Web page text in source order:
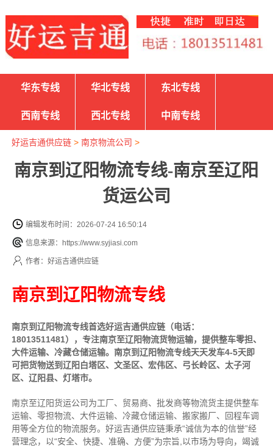
华东专线 华北专线 东北专线
西南专线 西北专线 中南专线
好运吉通供应链> 南京物流公司 >
南京到辽阳物流专线-南京至辽阳
货运公司
编辑发布时间：2026-07-24 16:50:14
信息来源：https://www.syjiasi.com
作者：好运吉通供应链
南京到辽阳物流专线
南京到辽阳物流专线首选好运吉通供应链（电话：
18013511481），专注南京至辽阳物流货物运输，提供整车零担、
大件运输、冷藏仓储运输。南京到辽阳物流专线天天发车4-5天即
可把货物送到辽阳白塔区、文圣区、宏伟区、弓长岭区、太子河
区、辽阳县、灯塔市。
南京至辽阳货运公司为工厂、贸易商、批发商等物流货主提供整车
运输、零担物流、大件运输、冷藏仓储运输、搬家搬厂、回程车调
用等全方位的物流服务。好运吉通供应链秉承“诚信为本的信誉”经
营理念，以“安全、快捷、准确、方便”为宗旨,以市场为导向，竭诚